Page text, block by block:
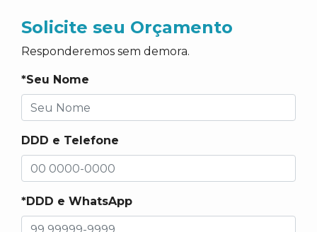
Solicite seu Orçamento
Responderemos sem demora.
*Seu Nome
DDD e Telefone
*DDD e WhatsApp